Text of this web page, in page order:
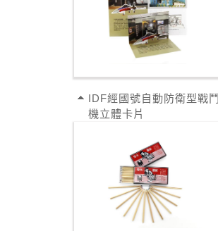
IDF經國號自動防衛型戰鬥
機立體卡片